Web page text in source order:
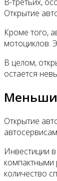
Открытие
Кроме того,
мотоциклов.
В целом,
остается
Открытие
Инвестиции
компактными
количество